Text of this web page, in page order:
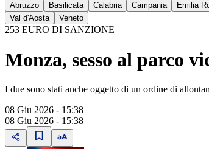
Abruzzo Basilicata Calabria Campania Emilia
Val d'Aosta
Veneto
253 EURO DI SANZIONE
Monza, sesso al parco
I due sono stati anche oggetto di un ordine di
08 Giu 2026 - 15:38
08 Giu 2026 - 15:38